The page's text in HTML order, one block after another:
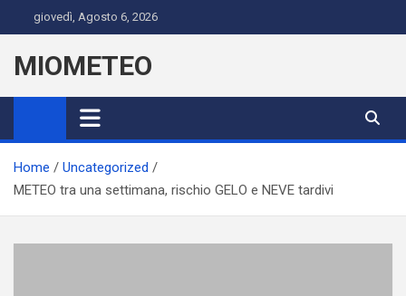
to
content
giovedì, Agosto 6, 2026
MIOMETEO
Home
Uncategorized
METEO tra una settimana, rischio GELO e NEVE tardivi